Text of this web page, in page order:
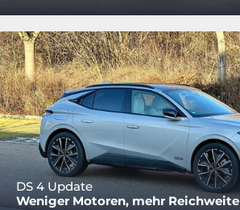
DS 4 Update
Weniger Motoren, mehr Reichweite